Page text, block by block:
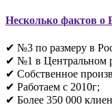
Несколько фактов о
✔ №3 по размеру в
✔ №1 в Центральном
✔ Собственное
✔ Работаем с 2010г;
✔ Более 350 000